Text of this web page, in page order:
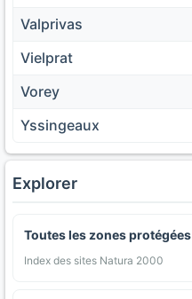
Valprivas
Vielprat
Vorey
Yssingeaux
Explorer
Toutes les zones protégées
Index des sites Natura 2000